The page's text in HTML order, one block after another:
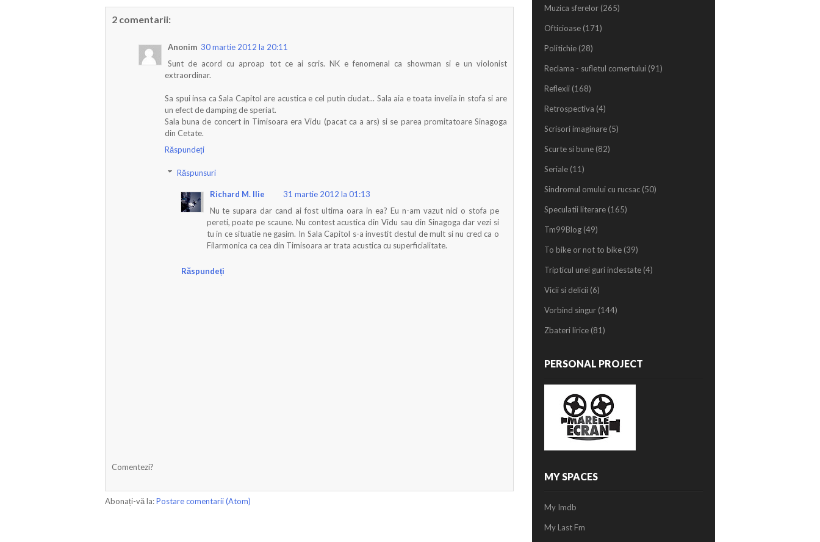
2 comentarii:
Anonim 30 martie 2012 la 20:11
Sunt de acord cu aproap tot ce ai scris. NK e fenomenal ca showman si e un violonist
extraordinar.
Sa spui insa ca Sala Capitol are acustica e cel putin ciudat... Sala aia e toata invelia in stofa si are
un efect de damping de speriat.
Sala buna de concert in Timisoara era Vidu (pacat ca a ars) si se parea promitatoare Sinagoga
din Cetate.
Răspundeți
Răspunsuri
Richard M. Ilie
31 martie 2012 la 01:13
Nu te supara dar cand ai fost ultima oara in ea? Eu n-am vazut nici o stofa pe
pereti, poate pe scaune. Nu contest acustica din Vidu sau din Sinagoga dar vezi si
tu in ce situatie ne gasim. In Sala Capitol s-a investit destul de mult si nu cred ca o
Filarmonica ca cea din Timisoara ar trata acustica cu superficialitate.
Răspundeți
Comentezi?
Abonați-vă la:Postare comentarii (Atom)
Muzica sferelor (265)
Ofticioase (171)
Politichie (28)
Reclama - sufletul comertului (91)
Reflexii (168)
Retrospectiva (4)
Scrisori imaginare (5)
Scurte si bune (82)
Seriale (11)
Sindromul omului cu rucsac (50)
Speculatii literare (165)
Tm99Blog (49)
To bike or not to bike (39)
Tripticul unei guri inclestate (4)
Vicii si delicii (6)
Vorbind singur (144)
Zbateri lirice (81)
PERSONAL PROJECT
MY SPACES
My Imdb
My Last Fm